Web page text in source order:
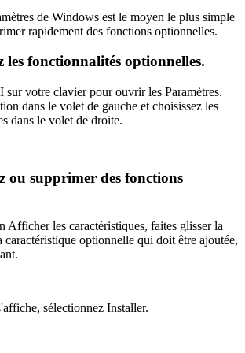
de Windows est le moyen le plus simple
rapidement des fonctions optionnelles.
les fonctionnalités optionnelles.
votre clavier pour ouvrir les Paramètres.
dans le volet de gauche et choisissez les
dans le volet de droite.
ou supprimer des fonctions
Afficher les caractéristiques, faites glisser la
caractéristique optionnelle qui doit être ajoutée,
sélectionnez Installer.